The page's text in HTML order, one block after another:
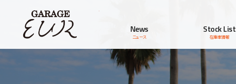
News
ニュース
Stock List
在庫車情報